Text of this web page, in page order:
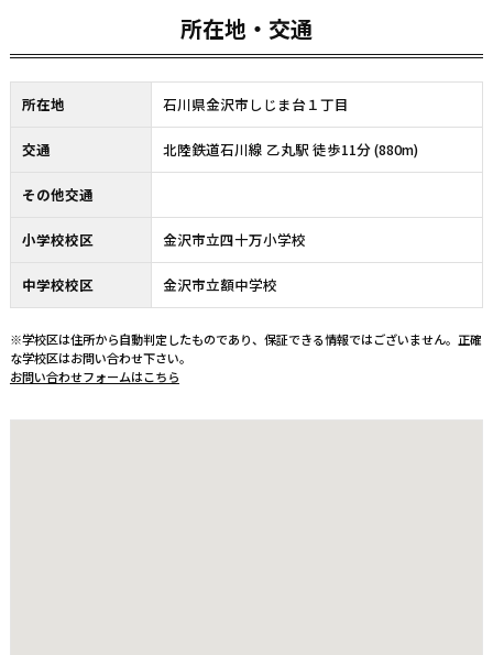
所在地・交通
所在地 石川県金沢市しじま台１丁目
交通 北陸鉄道石川線 乙丸駅 徒歩11分 (880m)
その他交通
小学校校区 金沢市立四十万小学校
中学校校区 金沢市立額中学校
※学校区は住所から自動判定したものであり、保証できる情報ではございません。正確
な学校区はお問い合わせ下さい。
お問い合わせフォームはこちら